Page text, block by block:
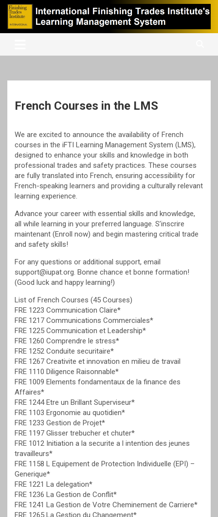
Skip
content
iFTI LMS
International Finishing Trades Institute's Learning Management
French Courses in the LMS
We are excited to announce the availability of French
courses in the iFTI Learning Management System (LMS),
designed to enhance your skills and knowledge in both
professional trades and safety practices. These courses
are fully translated into French, ensuring accessibility for
French-speaking learners and providing a culturally relevant
learning experience.
Advance your career with essential skills and knowledge,
all while learning in your preferred language. S’inscrire
maintenant (Enroll now) and begin mastering critical trade
and safety skills!
For any questions or additional support, email
support@iupat.org. Bonne chance et bonne formation!
(Good luck and happy learning!)
List of French Courses (45 Courses)
FRE 1223 Communication Claire*
FRE 1217 Communications Commerciales*
FRE 1225 Communication et Leadership*
FRE 1260 Comprendre le stress*
FRE 1252 Conduite securitaire*
FRE 1267 Creativite et innovation en milieu de travail
FRE 1110 Diligence Raisonnable*
FRE 1009 Elements fondamentaux de la finance des
Affaires*
FRE 1244 Etre un Brillant Superviseur*
FRE 1103 Ergonomie au quotidien*
FRE 1233 Gestion de Projet*
FRE 1197 Glisser trebucher et chuter*
FRE 1012 Initiation a la securite a l intention des jeunes
travailleurs*
FRE 1158 L Equipement de Protection Individuelle (EPI) –
Generique*
FRE 1221 La delegation*
FRE 1236 La Gestion de Conflit*
FRE 1241 La Gestion de Votre Cheminement de Carriere*
FRE 1265 La Gestion du Changement*